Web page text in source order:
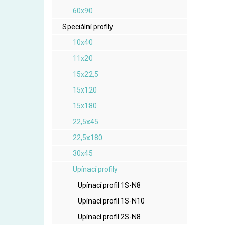
60x90
Speciální profily
10x40
11x20
15x22,5
15x120
15x180
22,5x45
22,5x180
30x45
Upínací profily
Upínací profil 1S-N8
Upínací profil 1S-N10
Upínací profil 2S-N8